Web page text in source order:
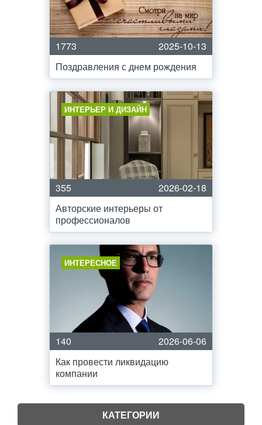
1773
2025-10-13
Поздравления с днем рождения
ИНТЕРЬЕР И ДИЗАЙН
355
2026-02-18
Авторские интерьеры от
профессионалов
ИНТЕРЕСНОЕ
140
2026-06-06
Как провести ликвидацию
компании
КАТЕГОРИИ